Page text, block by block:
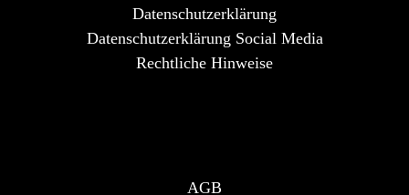
Datenschutzerklärung
Datenschutzerklärung Social Media
Rechtliche Hinweise
AGB